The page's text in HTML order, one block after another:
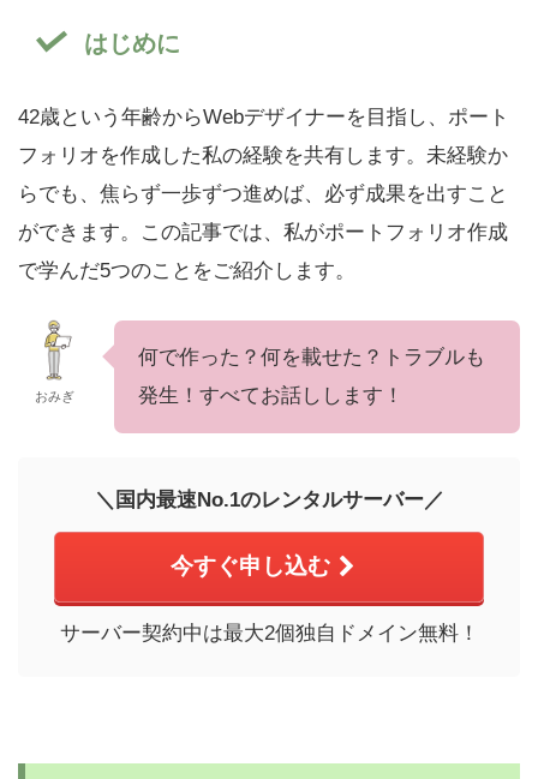
はじめに
42歳という年齢からWebデザイナーを目指し、ポート
フォリオを作成した私の経験を共有します。未経験か
らでも、焦らず一歩ずつ進めば、必ず成果を出すこと
ができます。この記事では、私がポートフォリオ作成
で学んだ5つのことをご紹介します。
おみぎ
何で作った？何を載せた？トラブルも
発生！すべてお話しします！
＼国内最速No.1のレンタルサーバー／
今すぐ申し込む
サーバー契約中は最大2個独自ドメイン無料！